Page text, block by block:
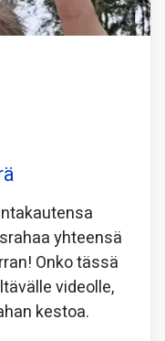
yhteensä
Onko tässä
videolle,
kestoa.